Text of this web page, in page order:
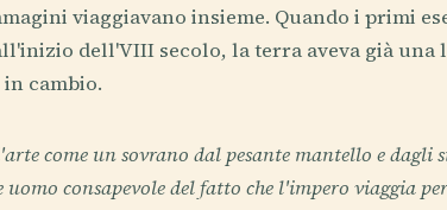
viaggiavano insieme. Quando i primi
dell'VIII secolo, la terra aveva già una
cambio.
come un sovrano dal pesante mantello e dagli
consapevole del fatto che l'impero viaggia